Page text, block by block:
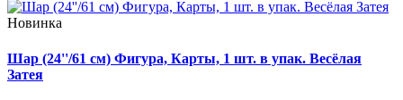
Новинка
Шар (24''/61 см) Фигура, Карты, 1 шт. в упак. Весёлая
Затея